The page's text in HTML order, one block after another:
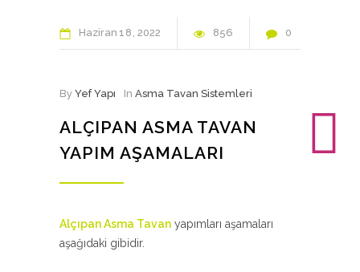
Haziran 18 2022 856 0
By Yef Yapı In Asma Tavan Sistemleri
ALÇIPAN ASMA TAVAN
YAPIM AŞAMALARI
Alçıpan Asma Tavan yapımları aşamaları
aşağıdaki gibidir.